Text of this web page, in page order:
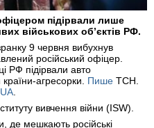
підірвали лише
військових об’єктів РФ.
9 червня вибухнув
російський офіцер.
РФ підірвали авто
країни-агресорки. Пише ТСН.
.
вивчення війни (ISW).
де мешкають російські